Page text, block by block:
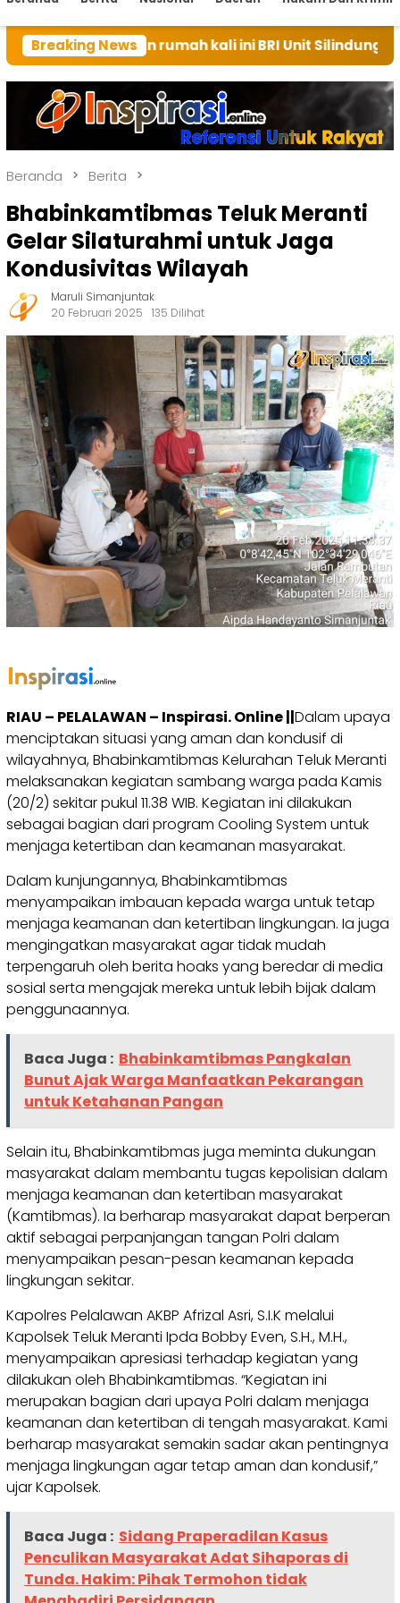
Breaking News
rumah kali ini BRI Unit Silindung Tarutung
Beranda Berita
Bhabinkamtibmas Teluk Meranti
Gelar Silaturahmi untuk Jaga
Kondusivitas Wilayah
Maruli Simanjuntak
20 Februari 2025
135 Dilihat
RIAU – PELALAWAN – Inspirasi. Online ||Dalam upaya
menciptakan situasi yang aman dan kondusif di
wilayahnya, Bhabinkamtibmas Kelurahan Teluk Meranti
melaksanakan kegiatan sambang warga pada Kamis
(20/2) sekitar pukul 11.38 WIB. Kegiatan ini dilakukan
sebagai bagian dari program Cooling System untuk
menjaga ketertiban dan keamanan masyarakat.
Dalam kunjungannya, Bhabinkamtibmas
menyampaikan imbauan kepada warga untuk tetap
menjaga keamanan dan ketertiban lingkungan. Ia juga
mengingatkan masyarakat agar tidak mudah
terpengaruh oleh berita hoaks yang beredar di media
sosial serta mengajak mereka untuk lebih bijak dalam
penggunaannya.
Baca Juga : Bhabinkamtibmas Pangkalan
Bunut Ajak Warga Manfaatkan Pekarangan
untuk Ketahanan Pangan
Selain itu, Bhabinkamtibmas juga meminta dukungan
masyarakat dalam membantu tugas kepolisian dalam
menjaga keamanan dan ketertiban masyarakat
(Kamtibmas). Ia berharap masyarakat dapat berperan
aktif sebagai perpanjangan tangan Polri dalam
menyampaikan pesan-pesan keamanan kepada
lingkungan sekitar.
Kapolres Pelalawan AKBP Afrizal Asri, S.I.K melalui
Kapolsek Teluk Meranti Ipda Bobby Even, S.H., M.H.,
menyampaikan apresiasi terhadap kegiatan yang
dilakukan oleh Bhabinkamtibmas. “Kegiatan ini
merupakan bagian dari upaya Polri dalam menjaga
keamanan dan ketertiban di tengah masyarakat. Kami
berharap masyarakat semakin sadar akan pentingnya
menjaga lingkungan agar tetap aman dan kondusif,”
ujar Kapolsek.
Baca Juga : Sidang Praperadilan Kasus
Penculikan Masyarakat Adat Sihaporas di
Tunda. Hakim: Pihak Termohon tidak